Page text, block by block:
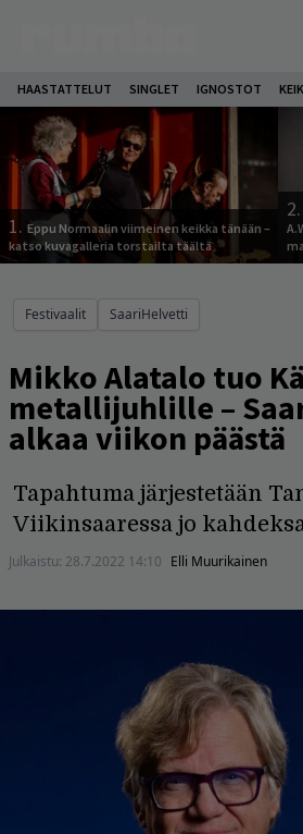
HAASTATTELUT SINGLET IGNOSTOT
1. Eppu Normaalin viimeinen keikka tänään –
katso kuvagalleria torstailta täältä
2.
Festivaalit SaariHelvetti
Mikko Alatalo tuo
metallijuhlille –
alkaa viikon päästä
Tapahtuma järjestetään
Viikinsaaressa jo
Julkaistu: 28.7.2022 14:10 Elli Muurikainen